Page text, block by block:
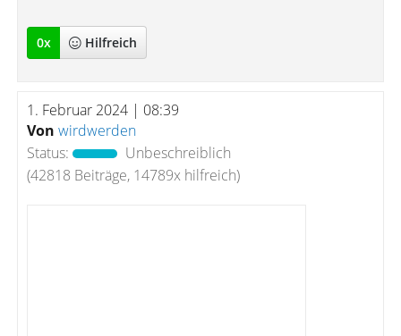
0x Hilfreich
1. Februar 2024 | 08:39
Von wirdwerden
Status:
Unbeschreiblich
(42818 Beiträge, 14789x hilfreich)